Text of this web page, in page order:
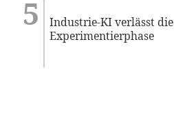
Industrie-KI verlässt die
Experimentierphase